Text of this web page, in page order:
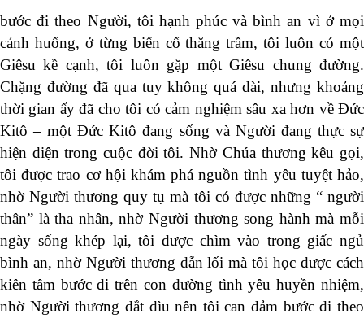
bước đi theo Người, tôi hạnh phúc và bình an vì ở mọi
cảnh huống, ở từng biến cố thăng trầm, tôi luôn có một
Giêsu kề cạnh, tôi luôn gặp một Giêsu chung đường.
Chặng đường đã qua tuy không quá dài, nhưng khoảng
thời gian ấy đã cho tôi có cảm nghiệm sâu xa hơn về Đức
Kitô – một Đức Kitô đang sống và Người đang thực sự
hiện diện trong cuộc đời tôi. Nhờ Chúa thương kêu gọi,
tôi được trao cơ hội khám phá nguồn tình yêu tuyệt hảo,
nhờ Người thương quy tụ mà tôi có được những “ người
thân” là tha nhân, nhờ Người thương song hành mà mỗi
ngày sống khép lại, tôi được chìm vào trong giấc ngủ
bình an, nhờ Người thương dẫn lối mà tôi học được cách
kiên tâm bước đi trên con đường tình yêu huyền nhiệm,
nhờ Người thương dắt dìu nên tôi can đảm bước đi theo